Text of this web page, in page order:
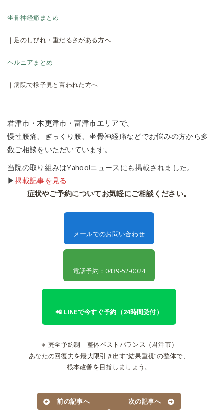
坐骨神経痛まとめ
｜足のしびれ・重だるさがある方へ
ヘルニアまとめ
｜病院で様子見と言われた方へ
君津市・木更津市・富津市エリアで、
慢性腰痛、ぎっくり腰、坐骨神経痛などでお悩みの方から多
数ご相談をいただいています。
当院の取り組みはYahoo!ニュースにも掲載されました。
▶掲載記事を見る
症状やご予約についてお気軽にご相談ください。
メールでのお問い合わせ
電話予約：0439-52-0024
📲 LINEで今すぐ予約（24時間受付）
🔸 完全予約制｜整体ベストバランス（君津市）
あなたの回復力を最大限引き出す“結果重視”の整体で、
根本改善を目指しましょう。
前の記事へ 次の記事へ